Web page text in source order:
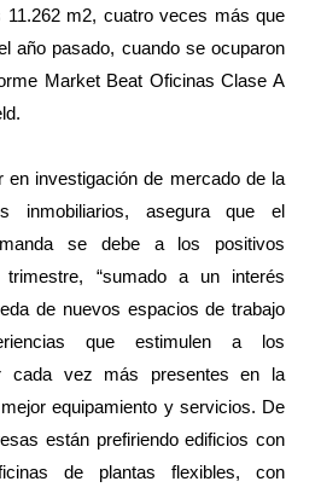
11.262 m2, cuatro veces más que
año pasado, cuando se ocuparon
Market Beat Oficinas Clase A
en investigación de mercado de la
inmobiliarios, asegura que el
se debe a los positivos
“sumado a un interés
de nuevos espacios de trabajo
que estimulen a los
cada vez más presentes en la
equipamiento y servicios. De
están prefiriendo edificios con
de plantas flexibles, con